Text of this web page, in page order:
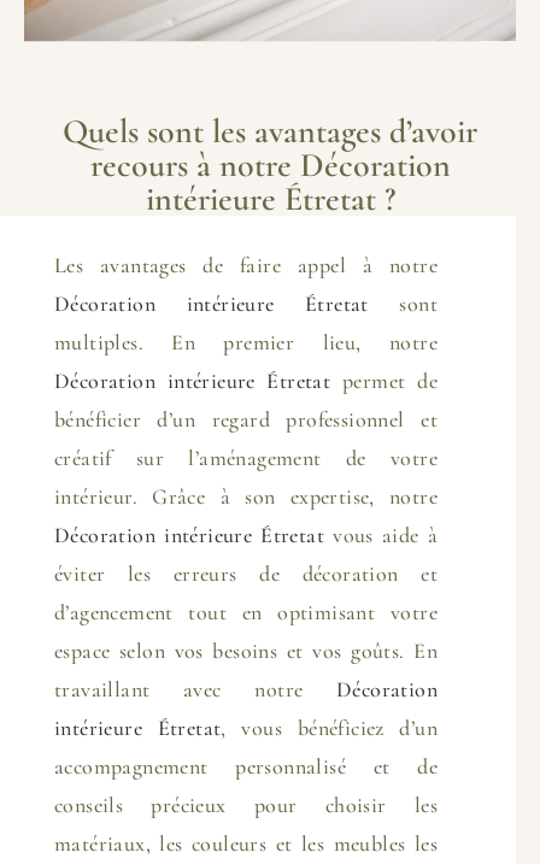
Quels sont les avantages d’avoir
recours à notre Décoration
intérieure Étretat ?
Les avantages de faire appel à notre
Décoration intérieure Étretat sont
multiples. En premier lieu, notre
Décoration intérieure Étretat permet de
bénéficier d’un regard professionnel et
créatif sur l’aménagement de votre
intérieur. Grâce à son expertise, notre
Décoration intérieure Étretat vous aide à
éviter les erreurs de décoration et
d’agencement tout en optimisant votre
espace selon vos besoins et vos goûts. En
travaillant avec notre Décoration
intérieure Étretat, vous bénéficiez d’un
accompagnement personnalisé et de
conseils précieux pour choisir les
matériaux, les couleurs et les meubles les